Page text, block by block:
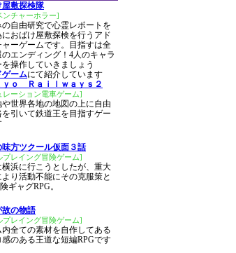
屋敷探検隊
ンチャーホラー]
の自由研究で心霊レポートを
におばけ屋敷探検を行うアド
ャーゲームです。目指すは全
のエンディング！4人のキャラ
を操作していきましょう
ゲームにて紹介しています
ｙｏ Ｒａｉｌｗａｙｓ２
レーション電車ゲーム]
や世界各地の地図の上に自由
を引いて鉄道王を目指すゲー
味方ツクール仮面３話
プレイング冒険ゲーム]
横浜に行こうとしたが、重大
り活動不能にその克服策と
ギャグRPG。
故の物語
プレイング冒険ゲーム]
内全ての素材を自作してある
感のある王道な短編RPGです